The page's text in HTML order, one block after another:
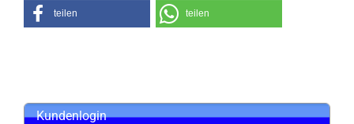
teilen teilen
Kundenlogin